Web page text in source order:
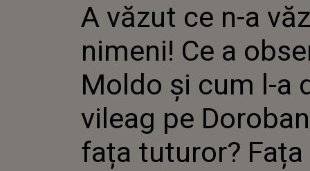
MOLDO
ÎN
CÂTEVA
CUM A
CASA
A văzut ce n-a
nimeni! Ce a
Moldo și cum l-a
vileag pe
fața tuturor? Fața